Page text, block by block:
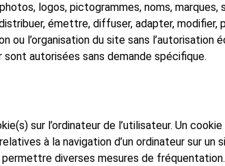
logos, pictogrammes, noms, marques,
émettre, diffuser, adapter, modifier,
l’organisation du site sans l’autorisation
autorisées sans demande spécifique.
sur l’ordinateur de l’utilisateur. Un
à la navigation d’un ordinateur sur un
diverses mesures de fréquentation.